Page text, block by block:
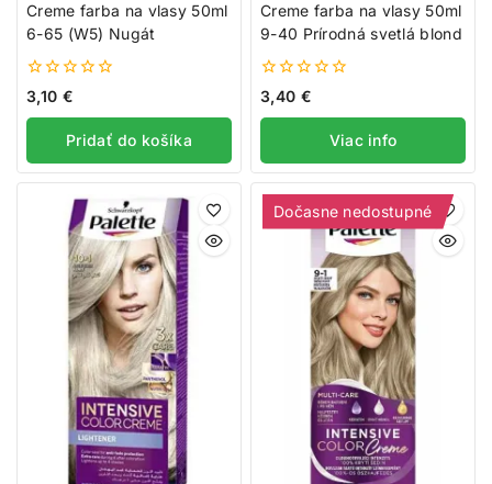
Creme farba na vlasy 50ml
6-65 (W5) Nugát
0
z
5
3,10 €
Pridať do košíka
Creme farba na vlasy 50ml
9-40 Prírodná svetlá blond
0
z
5
3,40 €
Viac info
Dočasne nedostupné